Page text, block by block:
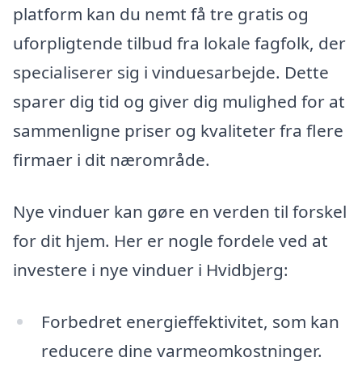
platform kan du nemt få tre gratis og
uforpligtende tilbud fra lokale fagfolk, der
specialiserer sig i vinduesarbejde. Dette
sparer dig tid og giver dig mulighed for at
sammenligne priser og kvaliteter fra flere
firmaer i dit nærområde.
Nye vinduer kan gøre en verden til forskel
for dit hjem. Her er nogle fordele ved at
investere i nye vinduer i Hvidbjerg:
Forbedret energieffektivitet, som kan
reducere dine varmeomkostninger.